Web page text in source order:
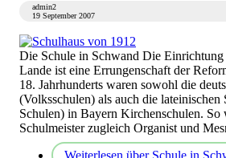
admin2
19 September 2007
Die Schule in Schwand Die
Lande ist eine Errungenschaft der
18. Jahrhunderts waren sowohl die
(Volksschulen) als auch die lateinischen
Schulen) in Bayern Kirchenschulen. So
Schulmeister zugleich Organist und
Weiterlesen über Schule in